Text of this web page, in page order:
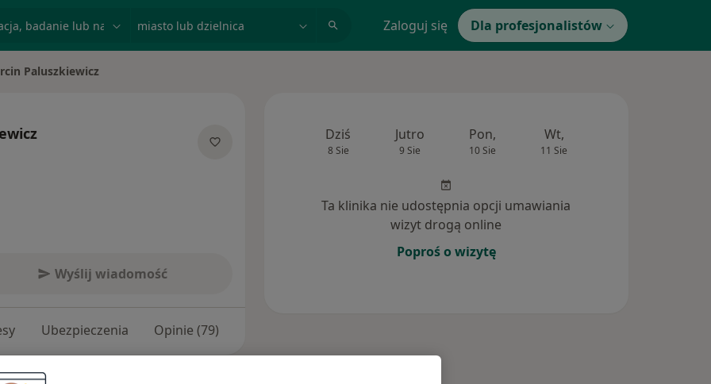
Zaloguj się Dla profesjonalistów
Paluszkiewicz
Wyślij wiadomość
Ubezpieczenia Opinie (79)
Dziś
8 Sie
Jutro
9 Sie
Pon,
10 Sie
Wt,
11 Sie
Ta klinika nie udostępnia opcji umawiania
wizyt drogą online
Poproś o wizytę